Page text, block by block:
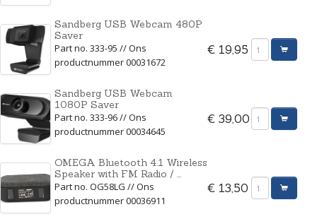
Sandberg USB Webcam 480P
Saver
Part no. 333-95 // Ons
productnummer 00031672
€ 19,95
Sandberg USB Webcam
1080P Saver
Part no. 333-96 // Ons
productnummer 00034645
€ 39,00
OMEGA Bluetooth 4.1 Wireless
Speaker with FM Radio / ...
Part no. OG58LG // Ons
productnummer 00036911
€ 13,50